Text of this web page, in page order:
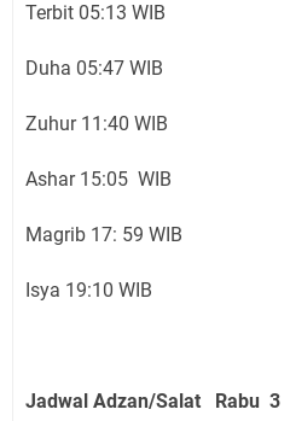
Terbit 05:13 WIB
Duha 05:47 WIB
Zuhur 11:40 WIB
Ashar 15:05 WIB
Magrib 17: 59 WIB
Isya 19:10 WIB
Jadwal Adzan/Salat Rabu 3